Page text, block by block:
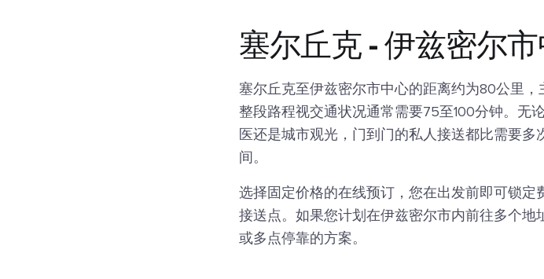
塞尔丘克 - 伊兹密尔
塞尔丘克至伊兹密尔市中心的距离约为80公里，
整段路程视交通状况通常需要75至100分钟。无
医还是城市观光，门到门的私人接送都比需要
间。
选择固定价格的在线预订，您在出发前即可锁
接送点。如果您计划在伊兹密尔市内前往多个
或多点停靠的方案。